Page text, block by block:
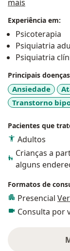
Sempre foi
como um todo,
qual iniciei a
Atualmente faço
quais objetivo
pacientes,
patológicas ou
áreas da vida.
individual.
Além de realizar
o Brasil) faço
Possuo
Libanês, que
mais
Experiência em:
Psicoterapia
Psiquiatria
Psiquiatria
Principais
Ansiedade
Transtorno
Pacientes que
Adultos
Crianças a
alguns
Formatos de
Presencial
Consulta por